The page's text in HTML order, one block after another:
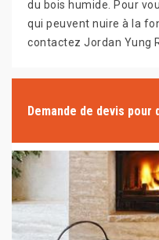
du bois humide. Pour
qui peuvent nuire à la
contactez Jordan Yung
Demande de devis